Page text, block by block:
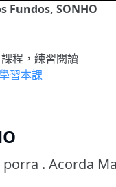
Fundos, SONHO
程，練習閱讀
習本課
. Acorda